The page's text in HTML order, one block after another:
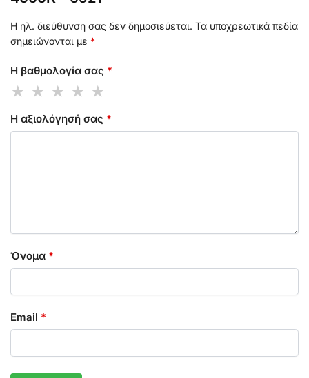
Η ηλ. διεύθυνση σας δεν δημοσιεύεται. Τα υποχρεωτικά πεδία
σημειώνονται με *
Η βαθμολογία σας *
Η αξιολόγησή σας *
Όνομα *
Email *